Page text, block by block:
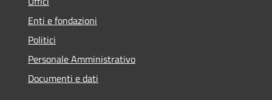
Enti e fondazioni
Politici
Personale Amministrativo
Documenti e dati